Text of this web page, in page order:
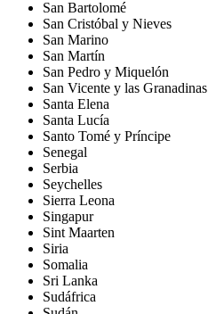
San Bartolomé
San Cristóbal y Nieves
San Marino
San Martín
San Pedro y Miquelón
San Vicente y las Granadinas
Santa Elena
Santa Lucía
Santo Tomé y Príncipe
Senegal
Serbia
Seychelles
Sierra Leona
Singapur
Sint Maarten
Siria
Somalia
Sri Lanka
Sudáfrica